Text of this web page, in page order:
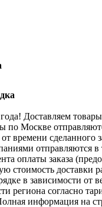
Доставляем
по Москве
времени сделанного
отправляются в
оплаты заказа
стоимость доставки
в зависимости от
региона согласно
информация на